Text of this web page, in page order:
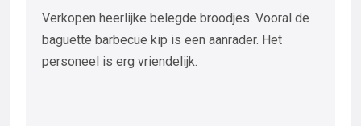
Verkopen heerlijke belegde broodjes. Vooral de
baguette barbecue kip is een aanrader. Het
personeel is erg vriendelijk.